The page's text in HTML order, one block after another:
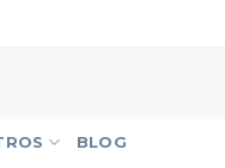
BLOG